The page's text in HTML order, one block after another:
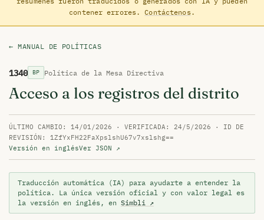
contener errores. Contáctenos.
← MANUAL DE POLÍTICAS
1340 BP Política de la Mesa Directiva
Acceso a los registros del distrito
ÚLTIMO CAMBIO: 14/01/2026 · VERIFICADA: 24/5/2026 · ID DE
REVISIÓN: 1ZfYxFH22FaXpslshU67v7xslshg==
Versión en inglésVer JSON ↗
Traducción automática (IA) para ayudarte a entender la
política. La única versión oficial y con valor legal es
la versión en inglés, en Simbli ↗